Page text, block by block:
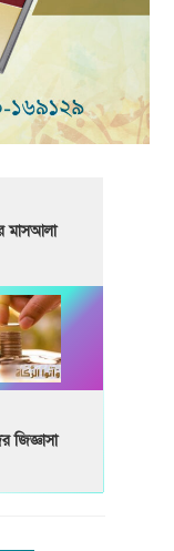
মাসআলা
জিজ্ঞাসা